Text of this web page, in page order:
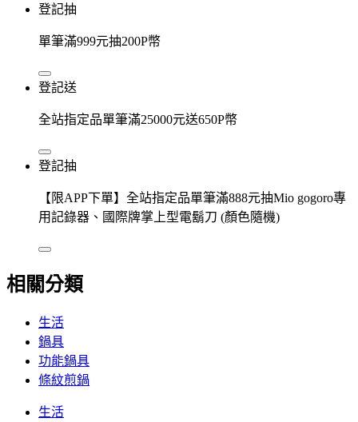
登記抽
單筆滿999元抽200P幣
登記送
全站指定品單筆滿25000元送650P幣
登記抽
【限APP下單】全站指定品單筆滿888元抽Mio gogoro專
用記錄器、國際牌掌上型電鬍刀 (顏色隨機)
相關分類
生活
鍋具
功能鍋具
條紋煎鍋
生活